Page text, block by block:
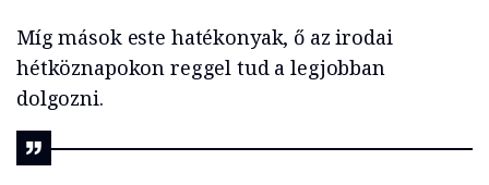
Míg mások este hatékonyak, ő az irodai
hétköznapokon reggel tud a legjobban
dolgozni.